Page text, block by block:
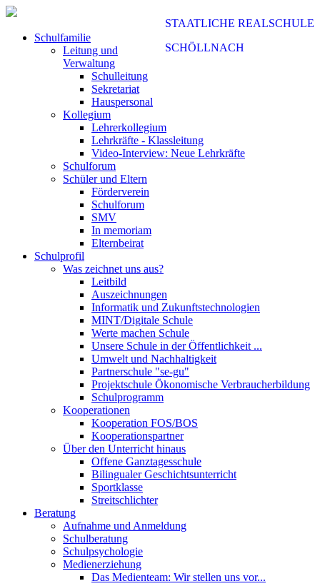
STAATLICHE REALSCHULE
SCHÖLLNACH
Schulfamilie
Leitung und
Verwaltung
Schulleitung
Sekretariat
Hauspersonal
Kollegium
Lehrerkollegium
Lehrkräfte - Klassleitung
Video-Interview: Neue Lehrkräfte
Schulforum
Schüler und Eltern
Förderverein
Schulforum
SMV
In memoriam
Elternbeirat
Schulprofil
Was zeichnet uns aus?
Leitbild
Auszeichnungen
Informatik und Zukunftstechnologien
MINT/Digitale Schule
Werte machen Schule
Unsere Schule in der Öffentlichkeit ...
Umwelt und Nachhaltigkeit
Partnerschule "se-gu"
Projektschule Ökonomische Verbraucherbildung
Schulprogramm
Kooperationen
Kooperation FOS/BOS
Kooperationspartner
Über den Unterricht hinaus
Offene Ganztagesschule
Bilingualer Geschichtsunterricht
Sportklasse
Streitschlichter
Beratung
Aufnahme und Anmeldung
Schulberatung
Schulpsychologie
Medienerziehung
Das Medienteam: Wir stellen uns vor...